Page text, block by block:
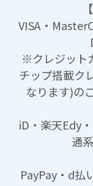
VISA・
※クレジット
チップ搭載ク
なります)の
iD・楽天Edy
通
PayPay・d払